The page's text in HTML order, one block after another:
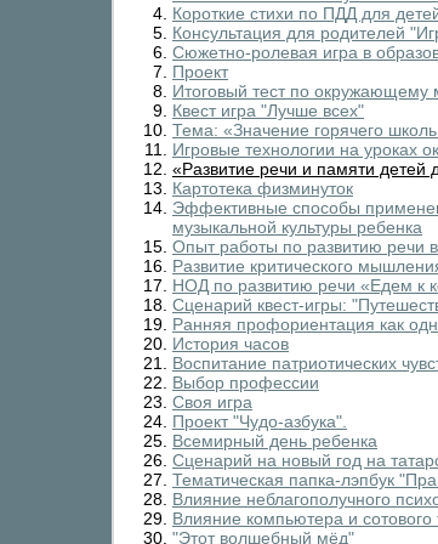
Короткие стихи по ПДД для
Консультация для родителей
Сюжетно-ролевая игра в
Проект
Итоговый тест по окружающему
Квест игра "Лучше всех"
Тема: «Значение горячего
Игровые технологии на уроках
«Развитие речи и памяти детей
Картотека физминуток
Эффективные способы
музыкальной культуры ребенка
Опыт работы по развитию речи
Развитие критического
НОД по развитию речи «Едем к
Сценарий квест-игры:
Ранняя профориентация как
История часов
Воспитание патриотических
Выбор профессии
Своя игра
Проект "Чудо-азбука".
Всемирный день ребенка
Сценарий на новый год на
Тематическая папка-лэпбук
Влияние неблагополучного
Влияние компьютера и
"Этот волшебный мёд"